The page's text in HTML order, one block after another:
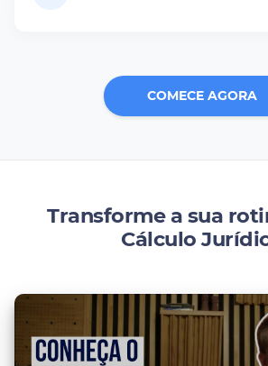
COMECE AGORA
Transforme a sua
Cálculo